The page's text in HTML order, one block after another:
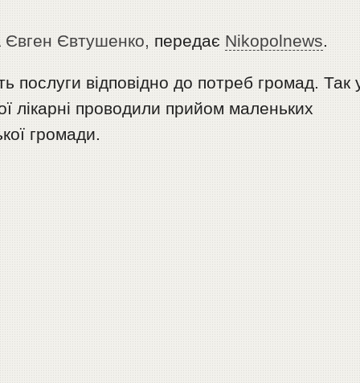
Євген Євтушенко, передає Nikopolnews.
послуги відповідно до потреб громад. Так
лікарні проводили прийом маленьких
громади.